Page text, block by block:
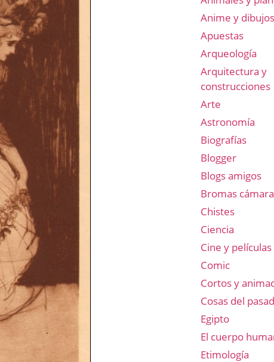
Anime y dibujos
Apuestas
Arqueología
Arquitectura y
construcciones
Arte
Astronomía
Biografías
Blogger
Blogs amigos
Bromas
Chistes
Ciencia
Cine y películas
Comic
Cortos y
Cosas del
Egipto
El cuerpo
Etimología